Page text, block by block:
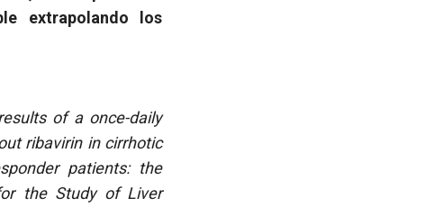
extrapolando los
of a once-daily
ribavirin in cirrhotic
patients: the
the Study of Liver